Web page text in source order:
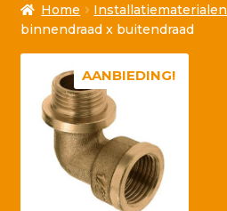
Afrekenen
Algemene voorwaarden
Betaling geannuleerd
Betaling voltooid
Home Installatiematerialen
binnendraad x buitendraad
AANBIEDING!